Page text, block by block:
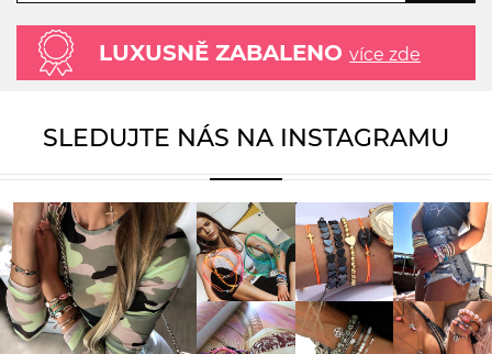
LUXUSNĚ ZABALENO více zde
SLEDUJTE NÁS NA INSTAGRAMU